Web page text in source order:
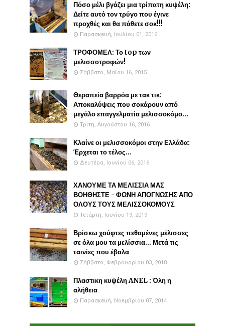
Πόσο μέλι βγάζει μια τρίπατη κυψέλη:
Δείτε αυτό τον τρύγο που έγινε
προχθές και θα πάθετε σοκ!!!
Παρασκευή, Ιουλίου 01, 2016
ΤΡΟΦΟΜΕΛ: Το top των
μελισσοτροφών!
Σάββατο, Μαΐου 16, 2015
Θεραπεία βαρρόα με τακ τικ:
Αποκαλύψεις που σοκάρουν από
μεγάλο επαγγελματία μελισσοκόμο...
Τρίτη, Αυγούστου 16, 2016
Κλαίνε οι μελισσοκόμοι στην Ελλάδα:
Έρχεται το τέλος...
Δευτέρα, Ιουνίου 06, 2016
ΧΑΝΟΥΜΕ ΤΑ ΜΕΛΙΣΣΙΑ ΜΑΣ
ΒΟΗΘΗΣΤΕ - ΦΩΝΗ ΑΠΟΓΝΩΣΗΣ ΑΠΟ
ΟΛΟΥΣ ΤΟΥΣ ΜΕΛΙΣΣΟΚΟΜΟΥΣ
Τετάρτη, Ιουνίου 19, 2019
Βρίσκω χούφτες πεθαμένες μέλισσες
σε όλα μου τα μελίσσια... Μετά τις
ταινίες που έβαλα
Σάββατο, Φεβρουαρίου 03, 2018
Πλαστικη κυψέλη ANEL : Όλη η
αλήθεια
Παρασκευή, Νοεμβρίου 07, 2014